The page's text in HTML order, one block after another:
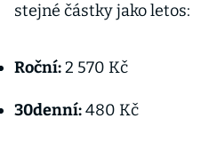
stejné částky jako letos:
Roční:2 570 Kč
30denní:480 Kč